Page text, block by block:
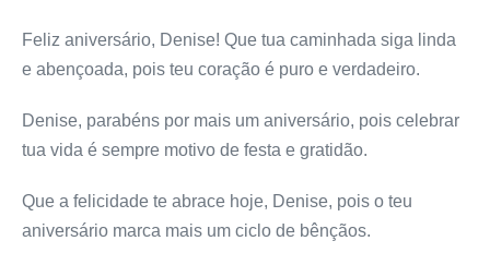
Feliz aniversário, Denise! Que tua caminhada siga linda
e abençoada, pois teu coração é puro e verdadeiro.
Denise, parabéns por mais um aniversário, pois celebrar
tua vida é sempre motivo de festa e gratidão.
Que a felicidade te abrace hoje, Denise, pois o teu
aniversário marca mais um ciclo de bênçãos.